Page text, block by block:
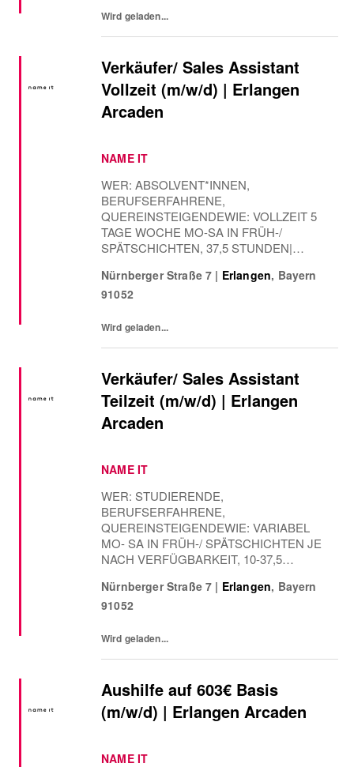
Wird geladen...
Verkäufer/ Sales Assistant
Vollzeit (m/w/d) | Erlangen
Arcaden
NAME IT
WER: ABSOLVENT*INNEN,
BERUFSERFAHRENE,
QUEREINSTEIGENDEWIE: VOLLZEIT 5
TAGE WOCHE MO-SA IN FRÜH-/
SPÄTSCHICHTEN, 37,5 STUNDEN|
steht im Mittelpunkt von BESTSELLER.
Deshalb glauben wir, dass deine
unsere Zukunft ist.DARAUF...
Nürnberger Straße 7 | Erlangen, Bayern
91052
Wird geladen...
Verkäufer/ Sales Assistant
Teilzeit (m/w/d) | Erlangen
Arcaden
NAME IT
WER: STUDIERENDE,
BERUFSERFAHRENE,
QUEREINSTEIGENDEWIE: VARIABEL
MO- SA IN FRÜH-/ SPÄTSCHICHTEN JE
NACH VERFÜGBARKEIT, 10-37,5
SOFORTDer Mensch steht im Mittelpunkt
von BESTSELLER. Deshalb glauben wir,
deine und unsere Zukunft...
Nürnberger Straße 7 | Erlangen, Bayern
91052
Wird geladen...
Aushilfe auf 603€ Basis
(m/w/d) | Erlangen Arcaden
NAME IT